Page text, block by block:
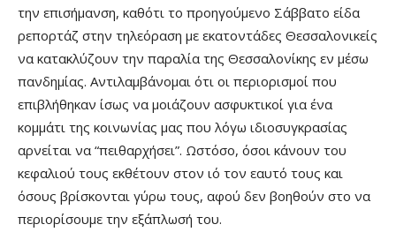
την επισήμανση, καθότι το προηγούμενο Σάββατο είδα
ρεπορτάζ στην τηλεόραση με εκατοντάδες Θεσσαλονικείς
να κατακλύζουν την παραλία της Θεσσαλονίκης εν μέσω
πανδημίας. Αντιλαμβάνομαι ότι οι περιορισμοί που
επιβλήθηκαν ίσως να μοιάζουν ασφυκτικοί για ένα
κομμάτι της κοινωνίας μας που λόγω ιδιοσυγκρασίας
αρνείται να “πειθαρχήσει”. Ωστόσο, όσοι κάνουν του
κεφαλιού τους εκθέτουν στον ιό τον εαυτό τους και
όσους βρίσκονται γύρω τους, αφού δεν βοηθούν στο να
περιορίσουμε την εξάπλωσή του.